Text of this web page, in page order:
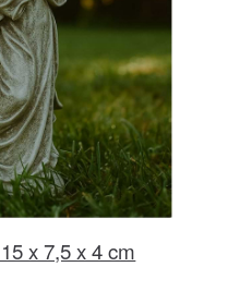
x 7,5 x 4 cm